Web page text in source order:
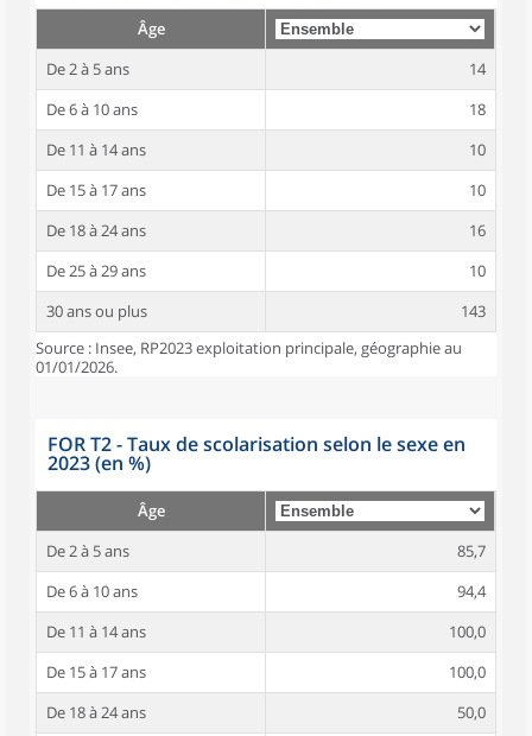
Âge
De 2 à 5 ans
14
De 6 à 10 ans
18
De 11 à 14 ans
10
De 15 à 17 ans
10
De 18 à 24 ans
16
De 25 à 29 ans
10
30 ans ou plus
143
Source : Insee, RP2023 exploitation principale, géographie au
01/01/2026.
FOR T2 - Taux de scolarisation selon le sexe en
2023 (en %)
Âge
De 2 à 5 ans
85,7
De 6 à 10 ans
94,4
De 11 à 14 ans
100,0
De 15 à 17 ans
100,0
De 18 à 24 ans
50,0